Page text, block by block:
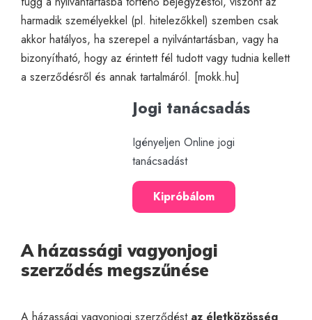
harmadik személyekkel (pl. hitelezőkkel) szemben csak
akkor hatályos, ha szerepel a nyilvántartásban, vagy ha
bizonyítható, hogy az érintett fél tudott vagy tudnia kellett
a szerződésről és annak tartalmáról. [mokk.hu]
Jogi tanácsadás
Igényeljen Online jogi
tanácsadást
Kipróbálom
A házassági vagyonjogi
szerződés megszűnése
A házassági vagyonjogi szerződést az életközösség